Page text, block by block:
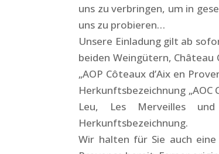
uns zu verbringen, um in
uns zu probieren…
Unsere Einladung gilt ab
beiden Weingütern,
„AOP Côteaux d’Aix en
Herkunftsbezeichnung „AOC
Leu, Les Merveilles
Herkunftsbezeichnung.
Wir halten für Sie auch